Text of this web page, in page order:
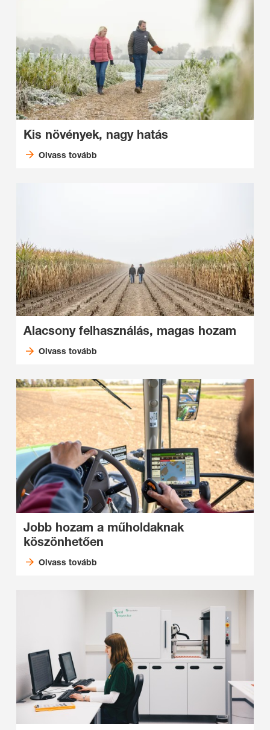
Kis növények, nagy hatás
Olvass tovább
Alacsony felhasználás, magas hozam
Olvass tovább
Jobb hozam a műholdaknak
köszönhetően
Olvass tovább